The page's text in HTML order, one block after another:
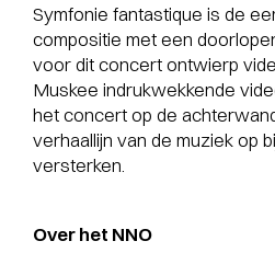
Symfonie fantastique is de
compositie met een
voor dit concert ontwierp
Muskee indrukwekkende
het concert op de
verhaallijn van de muziek op
versterken.
Over het NNO